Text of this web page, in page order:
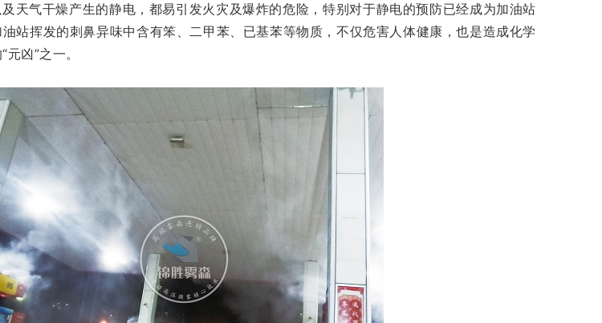
天气干燥产生的静电，都易引发火灾及爆炸的危险，特别对于静电的预防已经成为加油站
站挥发的刺鼻异味中含有笨、二甲苯、已基苯等物质，不仅危害人体健康，也是造成化学
凶”之一。